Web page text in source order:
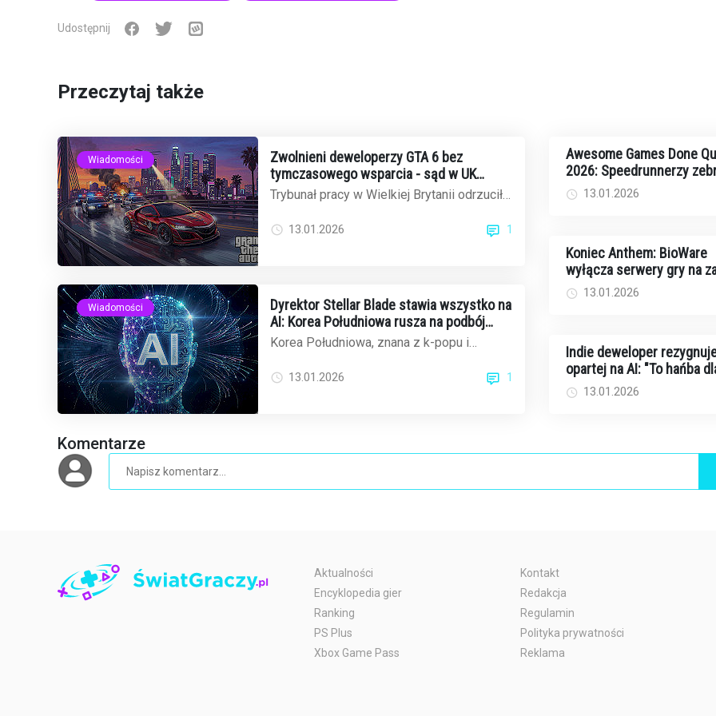
Udostępnij
Przeczytaj także
Wiadomości
Zwolnieni deweloperzy GTA 6 bez
tymczasowego wsparcia - sąd w UK
odrzuca wniosek Rockstar
Trybunał pracy w Wielkiej Brytanii odrzucił
31 zwolnionych ...
13.01.2026 1
Wiadomości
Dyrektor Stellar Blade stawia wszystko na
AI: Korea Południowa rusza na podbój
globalnego rynku gier
Korea Południowa, znana z k-popu i
dominację w świecie gier wi...
13.01.2026 1
Awesome Games Done
2026: Speedrunnerzy
rekordowe 2,44 mln
walkę z rakiem
13.01.2026
Koniec Anthem: BioWare
wyłącza serwery gry na
13.01.2026
Indie deweloper
opartej na AI: "To hańba
twórców i graczy"
13.01.2026
Komentarze
Aktualności
Encyklopedia gier
Ranking
PS Plus
Xbox Game Pass
Kontakt
Redakcja
Regulamin
Polityka prywatności
Reklama